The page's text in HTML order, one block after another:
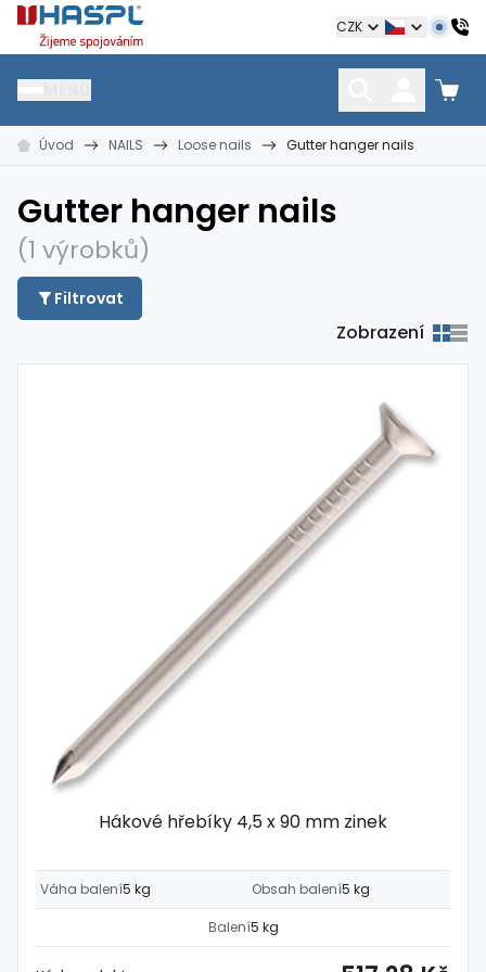
Hašpl CZK
HŘEBÍKY SPOJOVACÍ MATERIÁL KOTEVNÍ TECHNIKA
Úvod NAILS Loose nails Gutter hanger nails
Gutter hanger nails
(1 výrobků)
Filtrovat
Zobrazení
Hákové hřebíky 4,5 x 90 mm zinek
Váha balení5 kg Obsah balení5 kg
Balení5 kg